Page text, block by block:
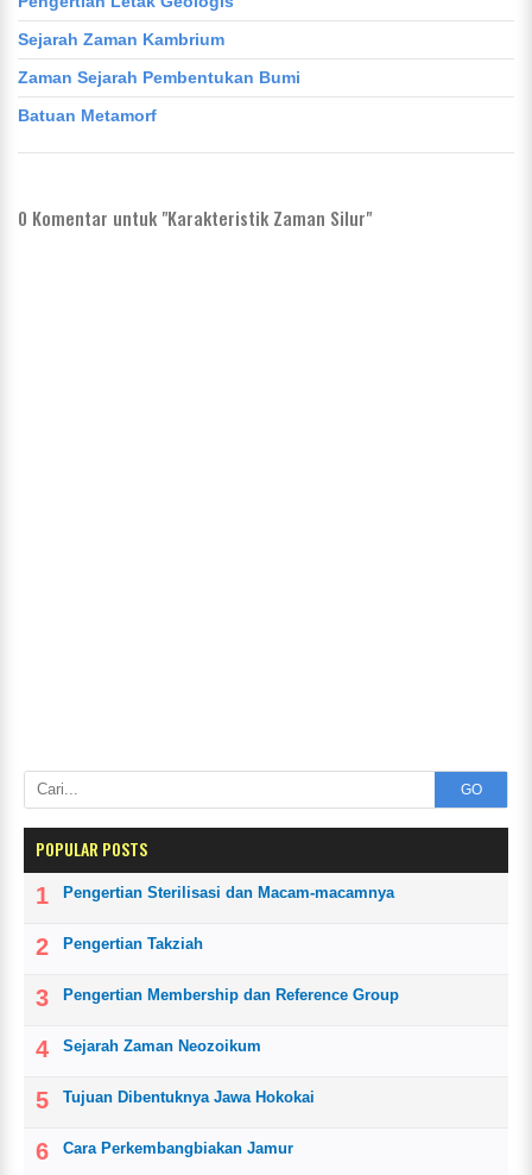
Sejarah Zaman Kambrium
Zaman Sejarah Pembentukan Bumi
Batuan Metamorf
0 Komentar untuk "Karakteristik Zaman Silur"
GO
POPULAR POSTS
Pengertian Sterilisasi dan Macam-macamnya
Pengertian Takziah
Pengertian Membership dan Reference Group
Sejarah Zaman Neozoikum
Tujuan Dibentuknya Jawa Hokokai
Cara Perkembangbiakan Jamur